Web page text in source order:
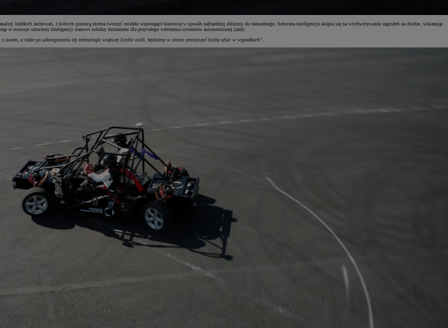
ludzkich zachowań, z których pomocą można tworzyć modele wspierające kierowcę w sposób najbardziej zbliżony do naturalnego. Sztuczna inteligencja skupia się na wychwytywaniu zagrożeń na drodze, wskazując
w rozwoju sztucznej inteligencji stanowi solidny fundament dla przyszłego wdrożenia systemów autonomicznej jazdy.
z autem, a także po udostępnieniu tej technologii większej liczbie osób, będziemy w stanie zmniejszyć liczbę ofiar w wypadkach”